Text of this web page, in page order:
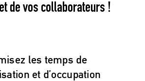
de vos collaborateurs !
les temps de
et d’occupation